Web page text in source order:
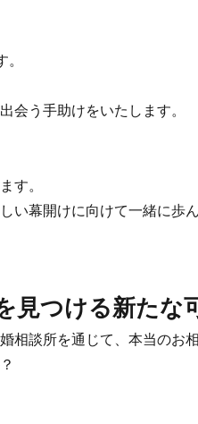
う手助けをいたします。
す。
幕開けに向けて一緒に歩
見つける新たな
談所を通じて、本当のお